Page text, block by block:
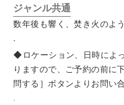
ジャンル共通
数年後も響く、焚き火のよ
.
◆ロケーション、日時によ
りますので、ご予約の前に
問する］ボタンよりお問い
.